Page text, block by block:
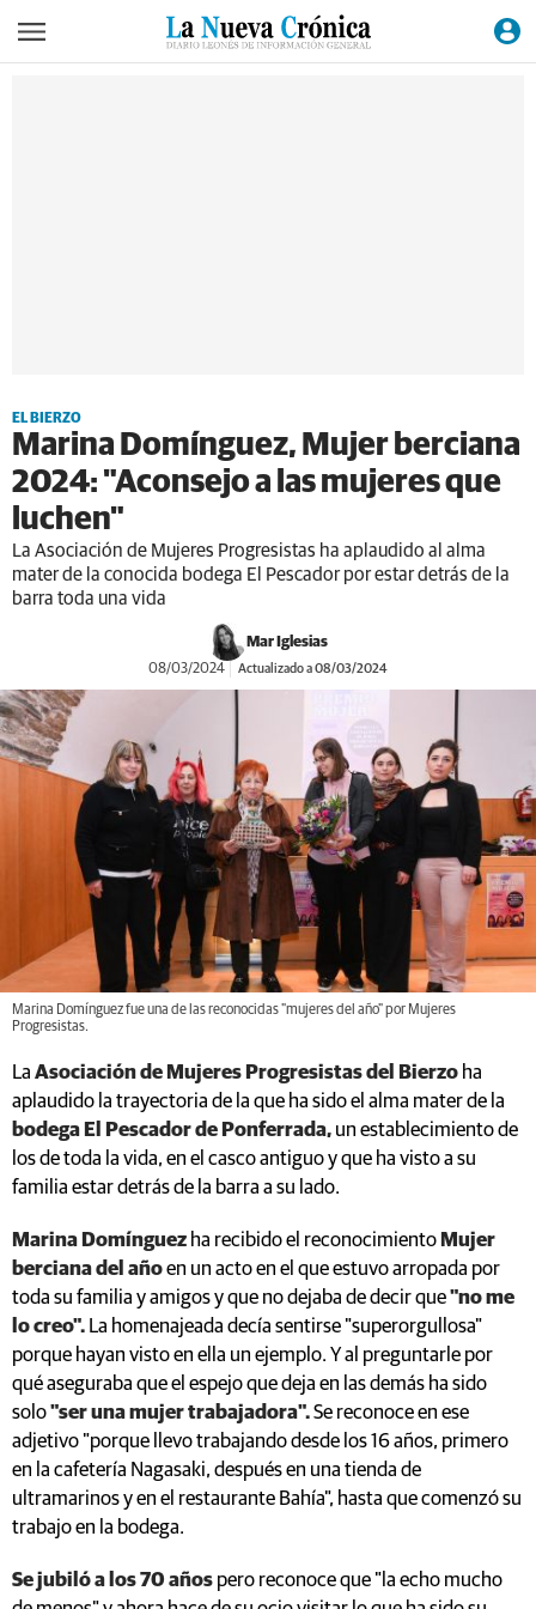
EL BIERZO
Marina Domínguez, Mujer berciana
2024: "Aconsejo a las mujeres que
luchen"
La Asociación de Mujeres Progresistas ha aplaudido al alma
mater de la conocida bodega El Pescador por estar detrás de la
barra toda una vida
Mar Iglesias
08/03/2024 Actualizado a 08/03/2024
Marina Domínguez fue una de las reconocidas "mujeres del año" por Mujeres
Progresistas.
La Asociación de Mujeres Progresistas del Bierzo ha
aplaudido la trayectoria de la que ha sido el alma mater de la
bodega El Pescador de Ponferrada, un establecimiento de
los de toda la vida, en el casco antiguo y que ha visto a su
familia estar detrás de la barra a su lado.
Marina Domínguez ha recibido el reconocimiento Mujer
berciana del añoen un acto en el que estuvo arropada por
toda su familia y amigos y que no dejaba de decir que"no me
lo creo". La homenajeada decía sentirse "superorgullosa"
porque hayan visto en ella un ejemplo. Y al preguntarle por
qué aseguraba que el espejo que deja en las demás ha sido
solo"ser una mujer trabajadora".Se reconoce en ese
adjetivo "porque llevo trabajando desde los 16 años, primero
en la cafetería Nagasaki, después en una tienda de
ultramarinos y en el restaurante Bahía", hasta que comenzó su
trabajo en la bodega.
Se jubiló a los 70 años pero reconoce que "la echo mucho